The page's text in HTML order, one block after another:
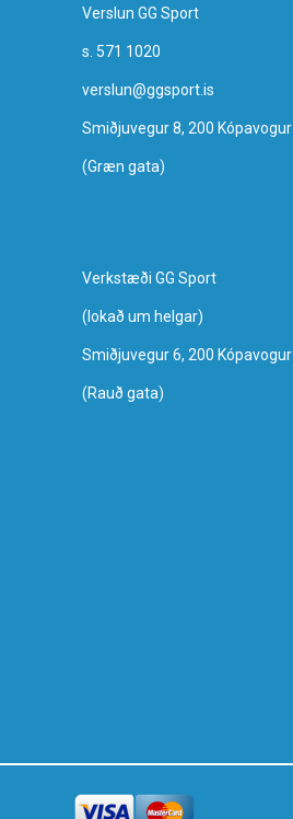
Verslun GG Sport
s. 571 1020
verslun@ggsport.is
Smiðjuvegur 8, 200 Kópavogur
(Græn gata)
Verkstæði GG Sport
​(lokað um helgar)
Smiðjuvegur 6, 200 Kópavogur
(Rauð gata)